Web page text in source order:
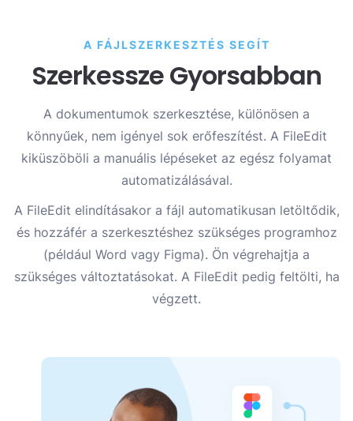
A FÁJLSZERKESZTÉS SEGÍT
Szerkessze Gyorsabban
A dokumentumok szerkesztése, különösen a
könnyűek, nem igényel sok erőfeszítést. A FileEdit
kiküszöböli a manuális lépéseket az egész folyamat
automatizálásával.
A FileEdit elindításakor a fájl automatikusan letöltődik,
és hozzáfér a szerkesztéshez szükséges programhoz
(például Word vagy Figma). Ön végrehajtja a
szükséges változtatásokat. A FileEdit pedig feltölti, ha
végzett.